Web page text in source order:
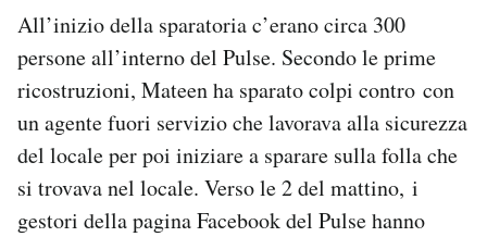
All’inizio della sparatoria c’erano circa 300
persone all’interno del Pulse. Secondo le prime
ricostruzioni, Mateen ha sparato colpi contro con
un agente fuori servizio che lavorava alla sicurezza
del locale per poi iniziare a sparare sulla folla che
si trovava nel locale. Verso le 2 del mattino, i
gestori della pagina Facebook del Pulse hanno